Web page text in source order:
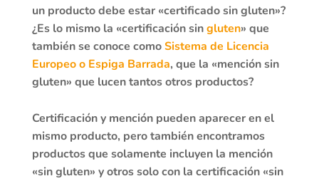
un producto debe estar «certificado sin gluten»?
¿Es lo mismo la «certificación singluten» que
también se conoce comoSistema de Licencia
Europeo o Espiga Barrada, que la «mención sin
gluten» que lucen tantos otros productos?
Certificación y mención pueden aparecer en el
mismo producto, pero también encontramos
productos que solamente incluyen la mención
«sin gluten» y otros solo con la certificación «sin